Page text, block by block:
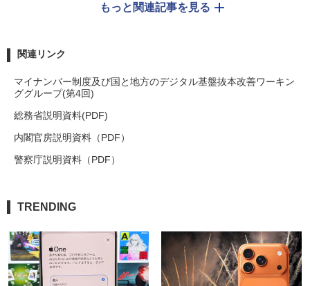
もっと関連記事を見る
関連リンク
マイナンバー制度及び国と地方のデジタル基盤抜本改善ワーキン
ググループ(第4回)
総務省説明資料(PDF)
内閣官房説明資料（PDF）
警察庁説明資料（PDF）
TRENDING